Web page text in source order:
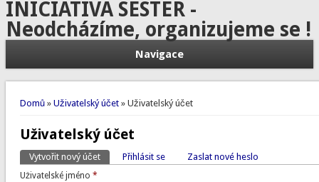
INICIATIVA SESTER -
Neodcházíme, organizujeme se !
Navigace
Jste zde
Domů» Uživatelský účet» Uživatelský účet
Uživatelský účet
Hlavní záložky
Vytvořit nový účet(aktivní záložka)
Přihlásit se Zaslat nové heslo
Uživatelské jméno *